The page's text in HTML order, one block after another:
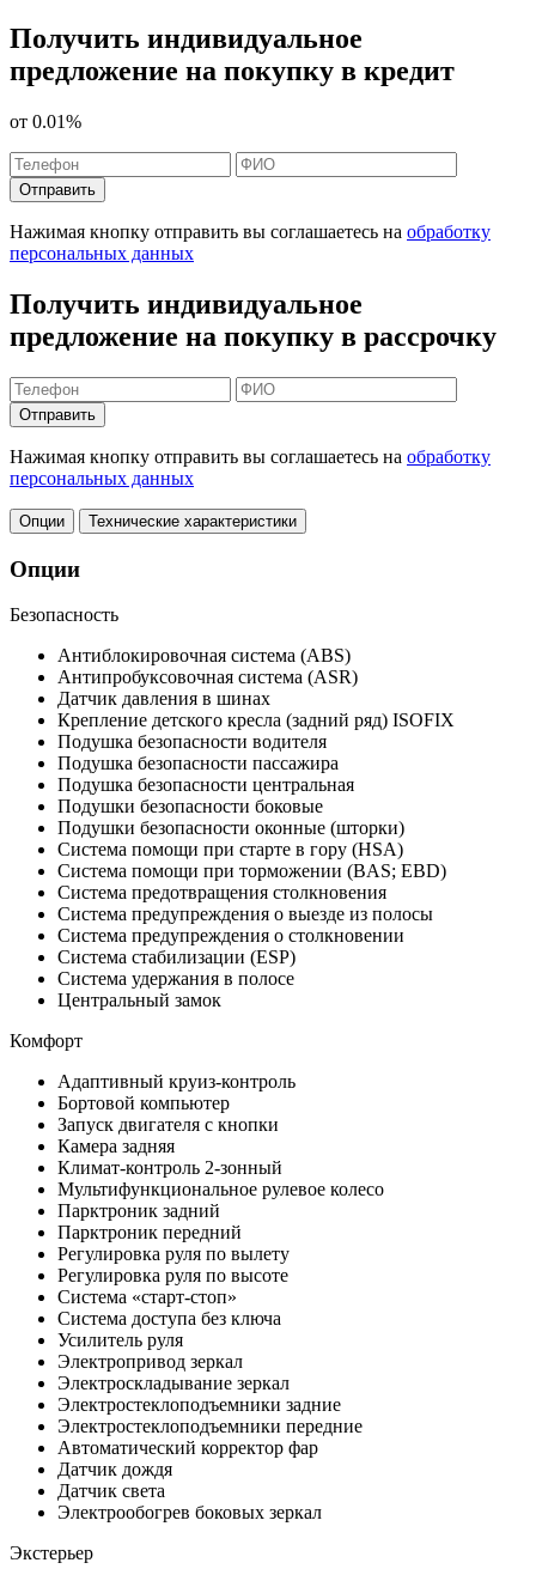
Получить индивидуальное
предложение на покупку в кредит
от 0.01%
Отправить
Нажимая кнопку отправить вы соглашаетесь на обработку
персональных данных
Получить индивидуальное
предложение на покупку в рассрочку
Отправить
Нажимая кнопку отправить вы соглашаетесь на обработку
персональных данных
Опции Технические характеристики
Опции
Безопасность
Антиблокировочная система (ABS)
Антипробуксовочная система (ASR)
Датчик давления в шинах
Крепление детского кресла (задний ряд) ISOFIX
Подушка безопасности водителя
Подушка безопасности пассажира
Подушка безопасности центральная
Подушки безопасности боковые
Подушки безопасности оконные (шторки)
Система помощи при старте в гору (HSA)
Система помощи при торможении (BAS; EBD)
Система предотвращения столкновения
Система предупреждения о выезде из полосы
Система предупреждения о столкновении
Система стабилизации (ESP)
Система удержания в полосе
Центральный замок
Комфорт
Адаптивный круиз-контроль
Бортовой компьютер
Запуск двигателя с кнопки
Камера задняя
Климат-контроль 2-зонный
Мультифункциональное рулевое колесо
Парктроник задний
Парктроник передний
Регулировка руля по вылету
Регулировка руля по высоте
Система «старт-стоп»
Система доступа без ключа
Усилитель руля
Электропривод зеркал
Электроскладывание зеркал
Электростеклоподъемники задние
Электростеклоподъемники передние
Автоматический корректор фар
Датчик дождя
Датчик света
Электрообогрев боковых зеркал
Экстерьер